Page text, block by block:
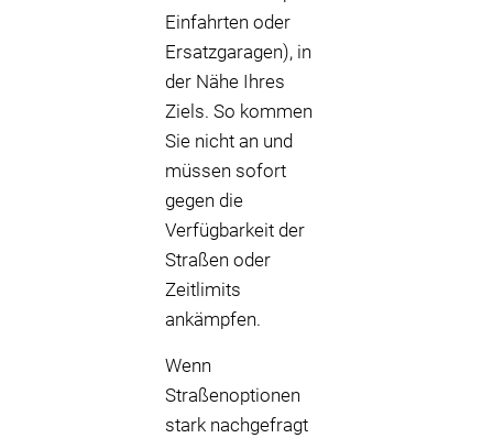
Einfahrten oder
Ersatzgaragen), in
der Nähe Ihres
Ziels. So kommen
Sie nicht an und
müssen sofort
gegen die
Verfügbarkeit der
Straßen oder
Zeitlimits
ankämpfen.
Wenn
Straßenoptionen
stark nachgefragt